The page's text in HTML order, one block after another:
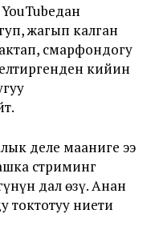
жагып калган
смарфондогу
кийин
деле мааниге ээ
стриминг
дал өзү. Анан
токтотуу ниети